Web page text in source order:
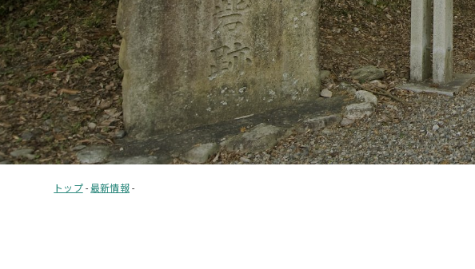
トップ-最新情報-